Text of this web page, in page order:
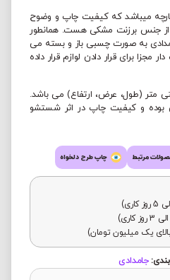
میباشد که کیفیت چاپ و وضوح
از جنس برزنت مشکی هست. همانطور
به صورت چسبی باز و بسته می
برای قرار دادن لوازم قرار داده
جامدادی 22×12×3 سانتی متر (طول، عرض، ارتفاع) می باشد.
بوده و کیفیت چاپ در اثر شستشو
مرتبط چاپ طرح دلخواه
یک میلیون تومان)
جامدادی